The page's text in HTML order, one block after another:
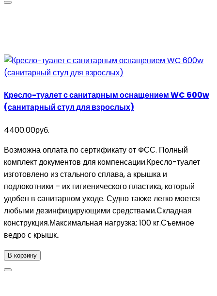
Кресло-туалет с санитарным оснащением WC 600w
(санитарный стул для взрослых)
4400.00руб.
Возможна оплата по сертификату от ФСС. Полный
комплект документов для компенсации.Кресло-туалет
изготовлено из стального сплава, а крышка и
подлокотники – их гигиенического пластика, который
удобен в санитарном уходе. Судно также легко моется
любыми дезинфицирующими средствами.Складная
конструкция.Максимальная нагрузка: 100 кг.Съемное
ведро с крышк..
В корзину